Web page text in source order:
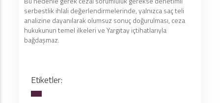
serbestlik ihlali değerlendirmelerinde, yalnızca saç teli
analizine dayanılarak olumsuz sonuç doğurulması, ceza
hukukunun temel ilkeleri ve Yargıtay içtihatlarıyla
bağdaşmaz.
Etiketler: